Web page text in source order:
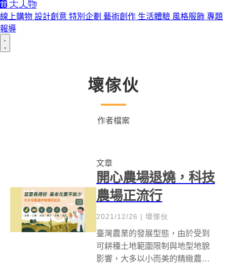
線上購物 設計創意 特別企劃 藝術創作 生活體驗 風格服飾 專題
報導
壞傢伙
作者檔案
文章
開心農場退燒，科技
農場正流行
2021/12/26 | 壞傢伙
臺灣農業的發展型態，由於受到
可耕種土地範圍限制與地型地貌
影響，大多以小而美的精緻農業